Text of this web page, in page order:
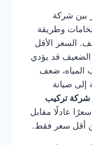
بين شركة
وطريقة
السعر الأقل
الضعيف قد يؤدي
المياه، ضعف
إلى صيانة
شركة تركيب
عادلًا مقابل
أقل سعر فقط.